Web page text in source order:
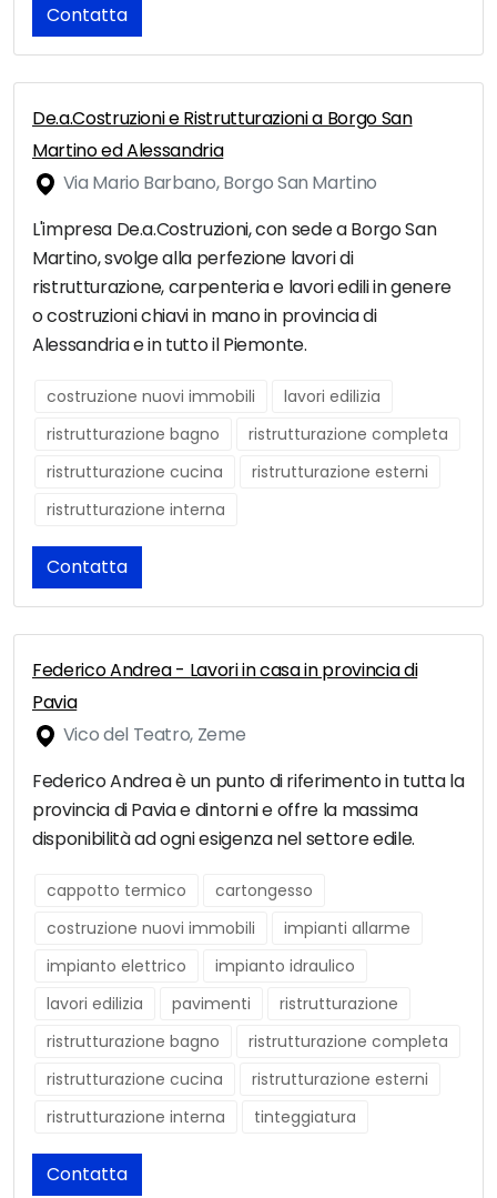
Contatta
De.a.Costruzioni e Ristrutturazioni a Borgo San
Martino ed Alessandria
Via Mario Barbano, Borgo San Martino
L'impresa De.a.Costruzioni, con sede a Borgo San
Martino, svolge alla perfezione lavori di
ristrutturazione, carpenteria e lavori edili in genere
o costruzioni chiavi in mano in provincia di
Alessandria e in tutto il Piemonte.
costruzione nuovi immobili
lavori edilizia
ristrutturazione bagno
ristrutturazione completa
ristrutturazione cucina
ristrutturazione esterni
ristrutturazione interna
Contatta
Federico Andrea - Lavori in casa in provincia di
Pavia
Vico del Teatro, Zeme
Federico Andrea è un punto di riferimento in tutta la
provincia di Pavia e dintorni e offre la massima
disponibilità ad ogni esigenza nel settore edile.
cappotto termico
cartongesso
costruzione nuovi immobili
impianti allarme
impianto elettrico
impianto idraulico
lavori edilizia
pavimenti
ristrutturazione
ristrutturazione bagno
ristrutturazione completa
ristrutturazione cucina
ristrutturazione esterni
ristrutturazione interna
tinteggiatura
Contatta